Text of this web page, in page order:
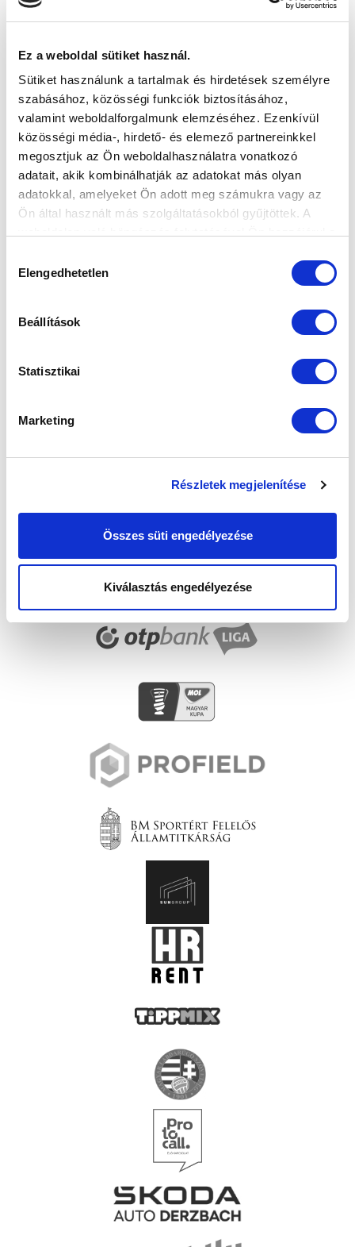
Ez a weboldal sütiket használ.
Sütiket használunk a tartalmak és hirdetések személyre
szabásához, közösségi funkciók biztosításához,
valamint weboldalforgalmunk elemzéséhez. Ezenkívül
közösségi média-, hirdető- és elemező partnereinkkel
megosztjuk az Ön weboldalhasználatra vonatkozó
adatait, akik kombinálhatják az adatokat más olyan
adatokkal, amelyeket Ön adott meg számukra vagy az
Ön által használt más szolgáltatásokból gyűjtöttek. A
kiválasztása
Elengedhetetlen
Beállítások
Statisztikai
Marketing
Részletek megjelenítése
Összes süti engedélyezése
Kiválasztás engedélyezése
2026-08-07 17:30
MTK BUDAPEST
VS
PUSKÁS AKADÉMIA FC
MTK BUDAPEST HÍRLEVÉL
Ne maradjon le egy eseményről sem! Iratkozzon fel ingyenes
hírlevelünkre: